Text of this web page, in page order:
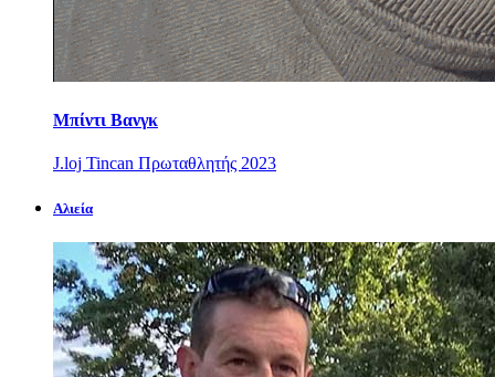
Μπίντι Βανγκ
J.loj Tincan Πρωταθλητής 2023
Αλιεία